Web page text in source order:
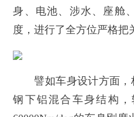
身、电池、涉水、座舱
度，进行了全方位严格把
譬如车身设计方面
钢下铝混合车身结构，